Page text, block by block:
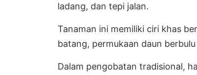
ladang, dan tepi jalan.
Tanaman ini memiliki ciri khas
batang, permukaan daun
Dalam pengobatan tradisional,